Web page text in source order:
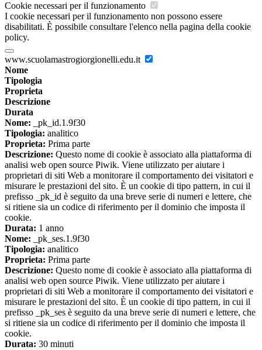
Cookie necessari per il funzionamento
I cookie necessari per il funzionamento non possono essere
disabilitati. È possibile consultare l'elenco nella pagina della cookie
policy.
www.scuolamastrogiorgionelli.edu.it
Nome
Tipologia
Proprieta
Descrizione
Durata
Nome: _pk_id.1.9f30
Tipologia: analitico
Proprieta: Prima parte
Descrizione: Questo nome di cookie è associato alla piattaforma di
analisi web open source Piwik. Viene utilizzato per aiutare i
proprietari di siti Web a monitorare il comportamento dei visitatori e
misurare le prestazioni del sito. È un cookie di tipo pattern, in cui il
prefisso _pk_id è seguito da una breve serie di numeri e lettere, che
si ritiene sia un codice di riferimento per il dominio che imposta il
cookie.
Durata: 1 anno
Nome: _pk_ses.1.9f30
Tipologia: analitico
Proprieta: Prima parte
Descrizione: Questo nome di cookie è associato alla piattaforma di
analisi web open source Piwik. Viene utilizzato per aiutare i
proprietari di siti Web a monitorare il comportamento dei visitatori e
misurare le prestazioni del sito. È un cookie di tipo pattern, in cui il
prefisso _pk_ses è seguito da una breve serie di numeri e lettere, che
si ritiene sia un codice di riferimento per il dominio che imposta il
cookie.
Durata: 30 minuti